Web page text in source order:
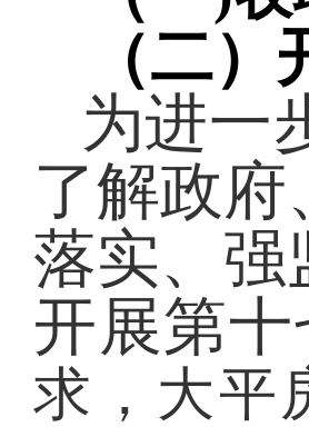
（二）
为进一
了解政
落实、强
开展第十
求， 大平